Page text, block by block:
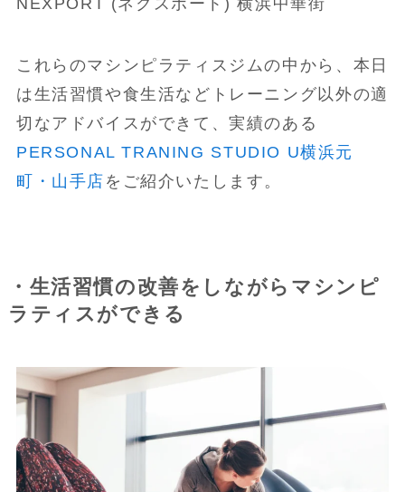
これらのマシンピラティスジムの中から、本日
は生活習慣や食生活などトレーニング以外の適
切なアドバイスができて、実績のある
PERSONAL TRANING STUDIO U横浜元
町・山手店 をご紹介いたします。
・生活習慣の改善をしながらマシンピ
ラティスができる